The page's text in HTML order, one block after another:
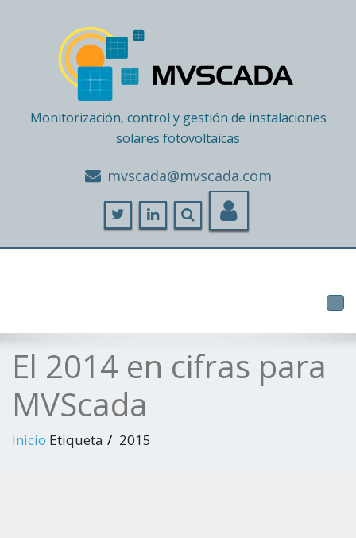
Monitorización, control y gestión de instalaciones
solares fotovoltaicas
moc.adacsvm@adacsvm
El 2014 en cifras para
MVScada
Inicio Etiqueta 2015